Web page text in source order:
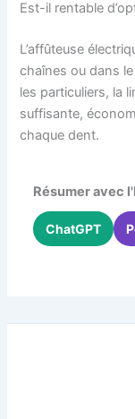
Est-il rentable
L’affûteuse
chaînes ou dans
les particuliers, la
suffisante,
chaque dent.
Résumer avec
ChatGPT